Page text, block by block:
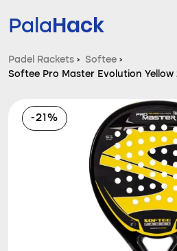
PalaHack
Padel Rackets
Vragen en
Vergelijker
Padel Rackets › Softee ›
Softee Pro Master Evolution Yellow
-21%